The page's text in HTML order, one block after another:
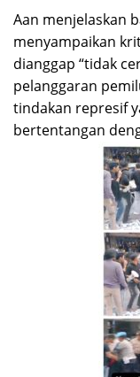
Aan menjelaskan
menyampaikan
dianggap “tidak
pelanggaran
tindakan represif
bertentangan